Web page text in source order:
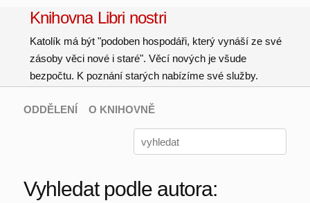
Knihovna Libri nostri
Katolík má být "podoben hospodáři, který vynáší ze své
zásoby věci nové i staré". Věcí nových je všude
bezpočtu. K poznání starých nabízíme své služby.
ODDĚLENÍ O KNIHOVNĚ
Vyhledat podle autora: